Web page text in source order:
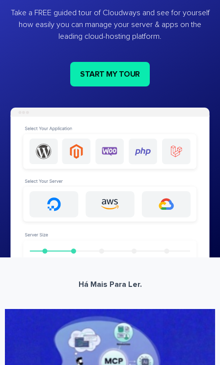
Take a FREE guided tour of Cloudways and see for yourself
how easily you can manage your server & apps on the
leading cloud-hosting platform.
START MY TOUR
Há Mais Para Ler.